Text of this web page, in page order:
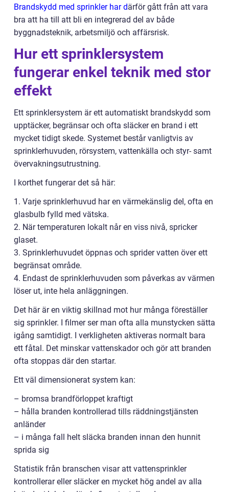
Brandskydd med sprinkler har därför gått från att vara
bra att ha till att bli en integrerad del av både
byggnadsteknik, arbetsmiljö och affärsrisk.
Hur ett sprinklersystem
fungerar enkel teknik med stor
effekt
Ett sprinklersystem är ett automatiskt brandskydd som
upptäcker, begränsar och ofta släcker en brand i ett
mycket tidigt skede. Systemet består vanligtvis av
sprinklerhuvuden, rörsystem, vattenkälla och styr- samt
övervakningsutrustning.
I korthet fungerar det så här:
1. Varje sprinklerhuvud har en värmekänslig del, ofta en
glasbulb fylld med vätska.
2. När temperaturen lokalt når en viss nivå, spricker
glaset.
3. Sprinklerhuvudet öppnas och sprider vatten över ett
begränsat område.
4. Endast de sprinklerhuvuden som påverkas av värmen
löser ut, inte hela anläggningen.
Det här är en viktig skillnad mot hur många föreställer
sig sprinkler. I filmer ser man ofta alla munstycken sätta
igång samtidigt. I verkligheten aktiveras normalt bara
ett fåtal. Det minskar vattenskador och gör att branden
ofta stoppas där den startar.
Ett väl dimensionerat system kan:
– bromsa brandförloppet kraftigt
– hålla branden kontrollerad tills räddningstjänsten
anländer
– i många fall helt släcka branden innan den hunnit
sprida sig
Statistik från branschen visar att vattensprinkler
kontrollerar eller släcker en mycket hög andel av alla